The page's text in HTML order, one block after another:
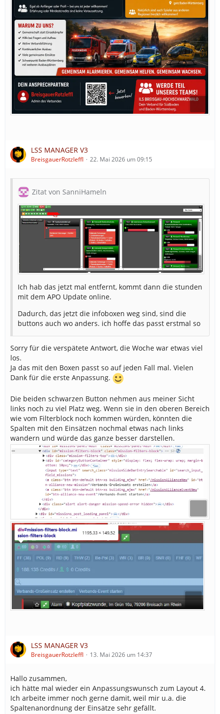
LSS MANAGER V3
BreisgauerRotzleffl 22. Mai 2026 um 09:15
Zitat von SanniHameln
Ich hab das jetzt mal entfernt, kommt dann die stunden
mit dem APO Update online.
Dadurch, das jetzt die infoboxen weg sind, sind die
buttons auch wo anders. ich hoffe das passt erstmal so
Sorry für die verspätete Antwort, die Woche war etwas viel
los.
Ja das mit den Boxen passt so auf jeden Fall mal. Vielen
Dank für die erste Anpassung.
Die beiden schwarzen Button nehmen aus meiner Sicht
links noch zu viel Platz weg. Wenn sie in den oberen Bereich
wie vom Filterblock noch kommen würden, könnten die
Spalten mit den Einsätzen nochmal etwas nach links
wandern und würde das ganze besser darstellen.
LSS MANAGER V3
BreisgauerRotzleffl 13. Mai 2026 um 14:37
Hallo zusammen,
ich hätte mal wieder ein Anpassungswunsch zum Layout 4.
Ich arbeite immer noch gerne damit, weil mir u.a. die
Spaltenanordnung der Einsätze sehr gefällt.